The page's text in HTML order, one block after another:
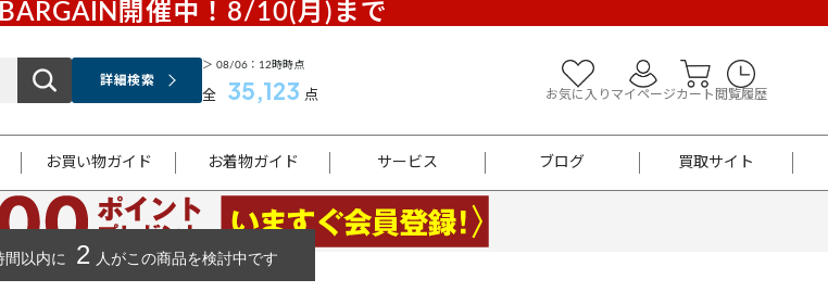
開催中！8/10(月)まで
詳細検索
＞ 08/06：12時時点
全 35,123 点 お気に入り マイページカート 閲覧履歴
お買い物ガイド
て 着物参考サイズ/採寸について
お着物ガイド
着物ガイド サイズ案内 和色チャート集
サービス
員登録 お問い合わせ
ブログ
着物知識 スタッフブログ
買取サイト
間以内に 2 人がこの商品を検討中です